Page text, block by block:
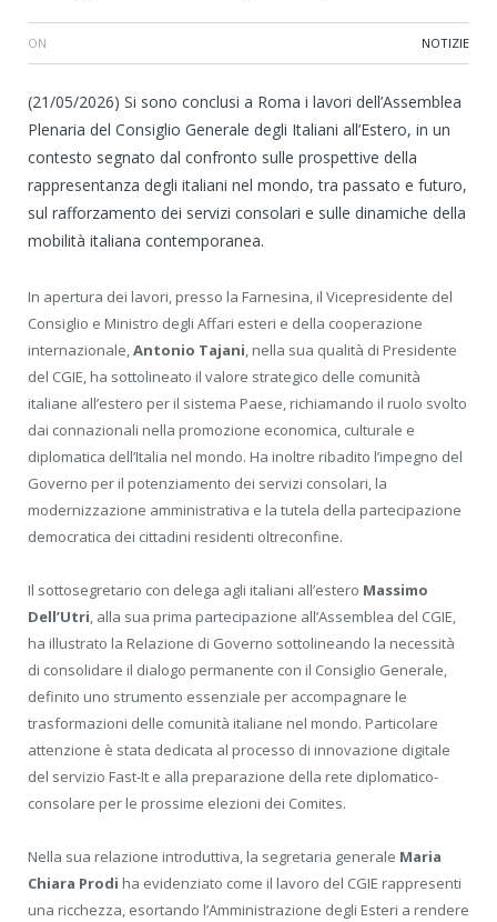
ON NOTIZIE
(21/05/2026) Si sono conclusi a Roma i lavori dell’Assemblea
Plenaria del Consiglio Generale degli Italiani all’Estero, in un
contesto segnato dal confronto sulle prospettive della
rappresentanza degli italiani nel mondo, tra passato e futuro,
sul rafforzamento dei servizi consolari e sulle dinamiche della
mobilità italiana contemporanea.
In apertura dei lavori, presso la Farnesina, il Vicepresidente del
Consiglio e Ministro degli Affari esteri e della cooperazione
internazionale,Antonio Tajani, nella sua qualità di Presidente
del CGIE, ha sottolineato il valore strategico delle comunità
italiane all’estero per il sistema Paese, richiamando il ruolo svolto
dai connazionali nella promozione economica, culturale e
diplomatica dell’Italia nel mondo. Ha inoltre ribadito l’impegno del
Governo per il potenziamento dei servizi consolari, la
modernizzazione amministrativa e la tutela della partecipazione
democratica dei cittadini residenti oltreconfine.
Il sottosegretario con delega agli italiani all’estero Massimo
Dell’Utri, alla sua prima partecipazione all’Assemblea del CGIE,
ha illustrato la Relazione di Governo sottolineando la necessità
di consolidare il dialogo permanente con il Consiglio Generale,
definito uno strumento essenziale per accompagnare le
trasformazioni delle comunità italiane nel mondo. Particolare
attenzione è stata dedicata al processo di innovazione digitale
del servizio Fast-It e alla preparazione della rete diplomatico-
consolare per le prossime elezioni dei Comites.
Nella sua relazione introduttiva, la segretaria generale Maria
Chiara Prodi ha evidenziato come il lavoro del CGIE rappresenti
una ricchezza, esortando l’Amministrazione degli Esteri a rendere